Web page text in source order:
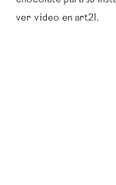
ver video en art21.